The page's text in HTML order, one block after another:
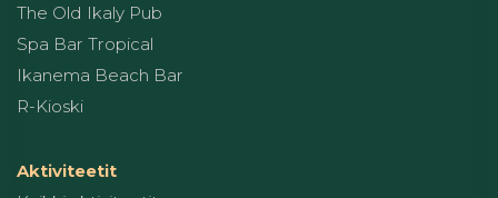
The Old Ikaly Pub
Spa Bar Tropical
Ikanema Beach Bar
R-Kioski
Aktiviteetit